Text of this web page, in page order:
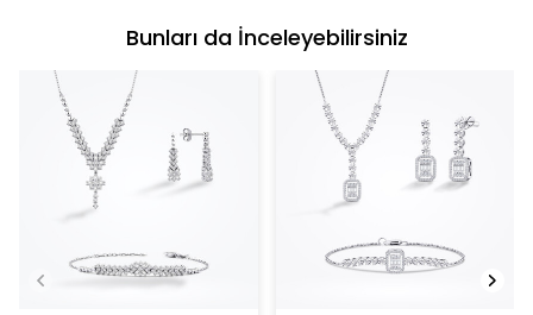
Bunları da İnceleyebilirsiniz